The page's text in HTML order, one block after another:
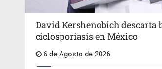
David Kershenobich descarta
ciclosporiasis en México
6 de Agosto de 2026